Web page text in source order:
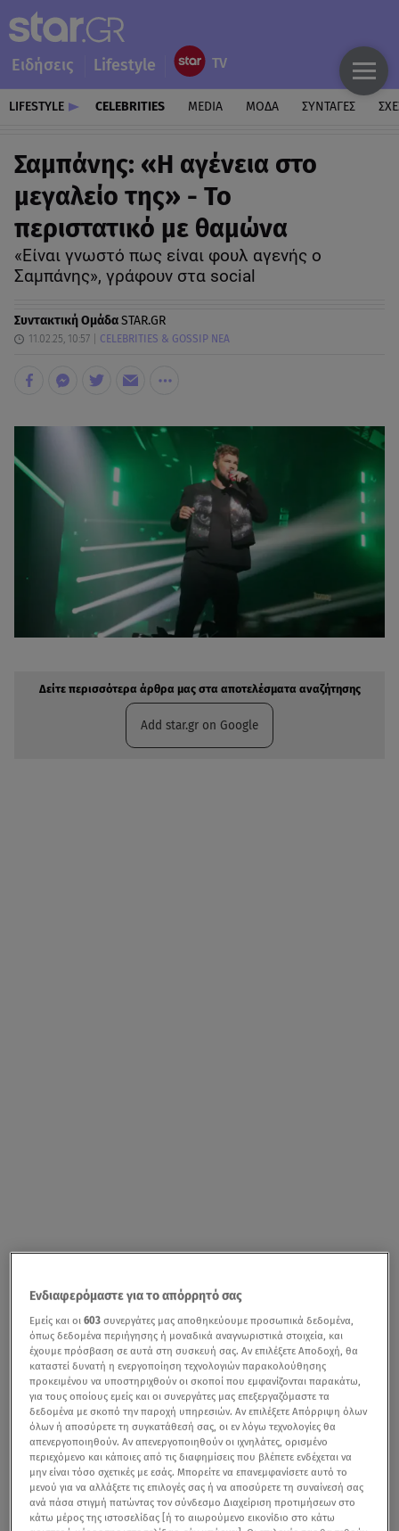
Ειδήσεις Lifestyle
LIFESTYLE CELEBRITIES MEDIA ΜΟΔΑ ΣΥΝΤΑΓΕΣ
Σαμπάνης: «Η αγένεια στο
μεγαλείο της» - Το
περιστατικό με θαμώνα
«Είναι γνωστό πως είναι φουλ αγενής ο
Σαμπάνης», γράφουν στα social
Συντακτική ΟμάδαSTAR.GR
11.02.25, 10:57 CELEBRITIES & GOSSIP ΝΕΑ
Δείτε περισσότερα άρθρα μας στα αποτελέσματα αναζήτησης
Add star.gr on Google
Ενδιαφερόμαστε για το απόρρητό σας
Εμείς και οι603 συνεργάτες μας αποθηκεύουμε προσωπικά δεδομένα,
όπως δεδομένα περιήγησης ή μοναδικά αναγνωριστικά στοιχεία, και
έχουμε πρόσβαση σε αυτά στη συσκευή σας. Αν επιλέξετε Αποδοχή, θα
καταστεί δυνατή η ενεργοποίηση τεχνολογιών παρακολούθησης
προκειμένου να υποστηριχθούν οι σκοποί που εμφανίζονται παρακάτω,
για τους οποίους εμείς και οι συνεργάτες μας επεξεργαζόμαστε τα
δεδομένα με σκοπό την παροχή υπηρεσιών. Αν επιλέξετε Απόρριψη όλων
όλων ή αποσύρετε τη συγκατάθεσή σας, οι εν λόγω τεχνολογίες θα
απενεργοποιηθούν. Αν απενεργοποιηθούν οι ιχνηλάτες, ορισμένο
περιεχόμενο και κάποιες από τις διαφημίσεις που βλέπετε ενδέχεται να
μην είναι τόσο σχετικές με εσάς. Μπορείτε να επανεμφανίσετε αυτό το
μενού για να αλλάξετε τις επιλογές σας ή να αποσύρετε τη συναίνεσή σας
ανά πάσα στιγμή πατώντας τον σύνδεσμο Διαχείριση προτιμήσεων στο
κάτω μέρος της ιστοσελίδας [ή το αιωρούμενο εικονίδιο στο κάτω